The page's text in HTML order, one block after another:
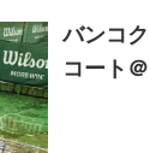
バンコ
コート